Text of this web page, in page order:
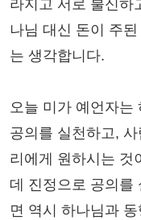
라지고 서로 불신하
나님 대신 돈이 주
는 생각합니다.
오늘 미가 예언자는
공의를 실천하고,
리에게 원하시는 것
데 진정으로 공의를
면 역시 하나님과